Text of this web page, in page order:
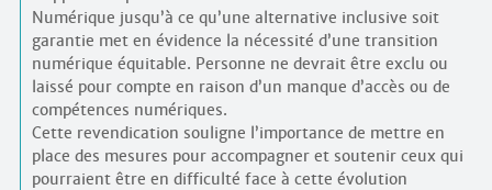
Numérique jusqu’à ce qu’une alternative inclusive soit
garantie met en évidence la nécessité d’une transition
numérique équitable. Personne ne devrait être exclu ou
laissé pour compte en raison d’un manque d’accès ou de
compétences numériques.
Cette revendication souligne l’importance de mettre en
place des mesures pour accompagner et soutenir ceux qui
pourraient être en difficulté face à cette évolution